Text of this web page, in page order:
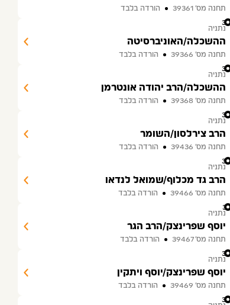
תחנה מס׳ 39361
הורדה בלבד
33
נתניה
ההשכלה/האוניברסיטה
תחנה מס׳ 39366
הורדה בלבד
34
נתניה
ההשכלה/הרב יהודה אונטרמן
תחנה מס׳ 39368
הורדה בלבד
35
נתניה
הרב צירלסון/השומר
תחנה מס׳ 39436
הורדה בלבד
36
נתניה
הרב גד מכלוף/שמואל לנדאו
תחנה מס׳ 39466
הורדה בלבד
37
נתניה
יוסף שפרינצק/הרב הגר
תחנה מס׳ 39467
הורדה בלבד
38
נתניה
יוסף שפרינצק/יוסף ויתקין
תחנה מס׳ 39469
הורדה בלבד
39